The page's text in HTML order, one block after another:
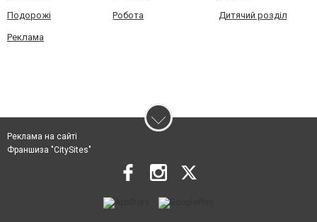
Подорожі Робота Дитячий розділ
Реклама
Реклама на сайті
Франшиза "CitySites"